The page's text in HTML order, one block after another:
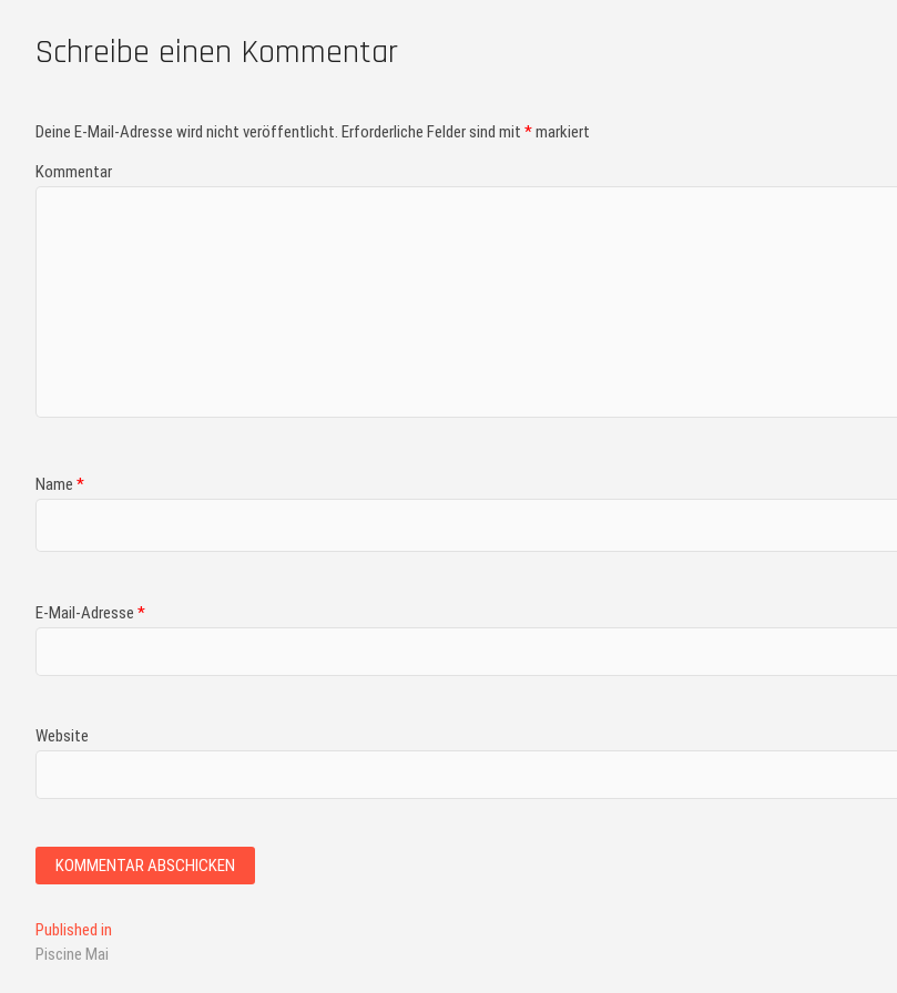
Schreibe einen Kommentar
Deine E-Mail-Adresse wird nicht veröffentlicht. Erforderliche Felder sind mit *markiert
Kommentar
Name *
E-Mail-Adresse *
Website
Published in
Piscine Mai